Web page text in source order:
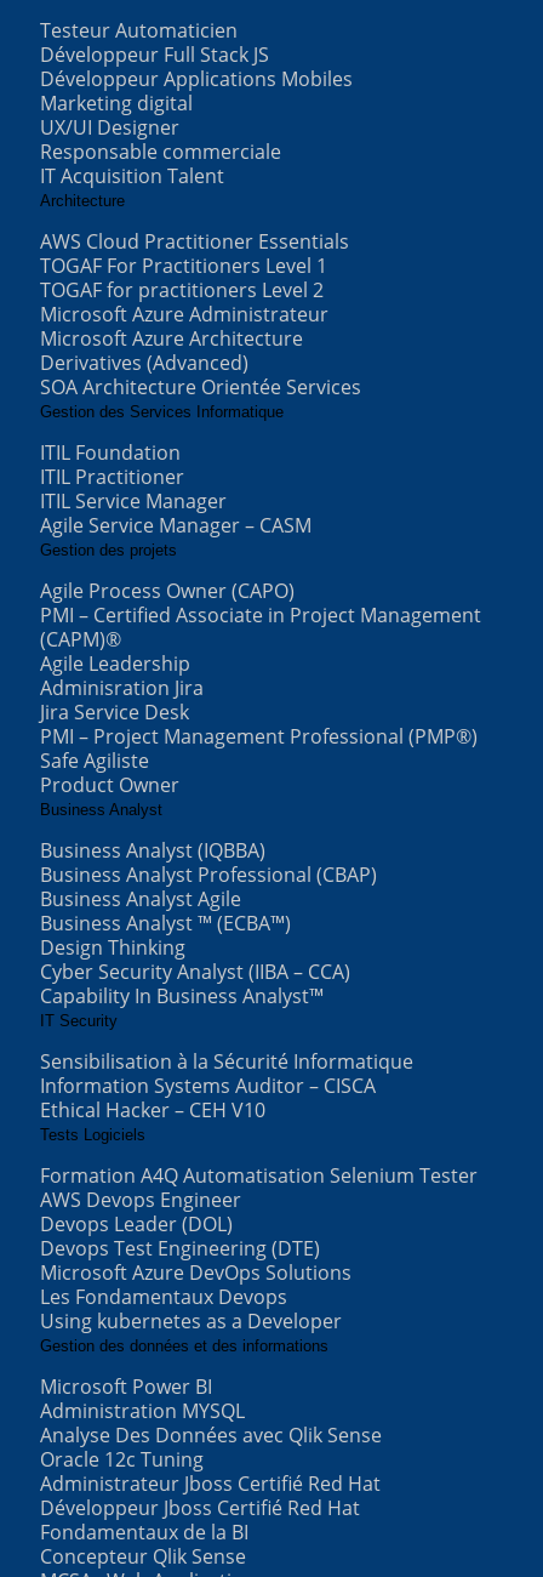
Testeur Automaticien
Développeur Full Stack JS
Développeur Applications Mobiles
Marketing digital
UX/UI Designer
Responsable commerciale
IT Acquisition Talent
Architecture
AWS Cloud Practitioner Essentials
TOGAF For Practitioners Level 1
TOGAF for practitioners Level 2
Microsoft Azure Administrateur
Microsoft Azure Architecture
Derivatives (Advanced)
SOA Architecture Orientée Services
Gestion des Services Informatique
ITIL Foundation
ITIL Practitioner
ITIL Service Manager
Agile Service Manager – CASM
Gestion des projets
Agile Process Owner (CAPO)
PMI – Certified Associate in Project Management
(CAPM)®
Agile Leadership
Adminisration Jira
Jira Service Desk
PMI – Project Management Professional (PMP®)
Safe Agiliste
Product Owner
Business Analyst
Business Analyst (IQBBA)
Business Analyst Professional (CBAP)
Business Analyst Agile
Business Analyst ™ (ECBA™)
Design Thinking
Cyber Security Analyst (IIBA – CCA)
Capability In Business Analyst™
IT Security
Sensibilisation à la Sécurité Informatique
Information Systems Auditor – CISCA
Ethical Hacker – CEH V10
Tests Logiciels
Formation A4Q Automatisation Selenium Tester
AWS Devops Engineer
Devops Leader (DOL)
Devops Test Engineering (DTE)
Microsoft Azure DevOps Solutions
Les Fondamentaux Devops
Using kubernetes as a Developer
Gestion des données et des informations
Microsoft Power BI
Administration MYSQL
Analyse Des Données avec Qlik Sense
Oracle 12c Tuning
Administrateur Jboss Certifié Red Hat
Développeur Jboss Certifié Red Hat
Fondamentaux de la BI
Concepteur Qlik Sense